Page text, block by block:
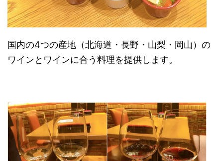
国内の4つの産地（北海道・長野・山梨・岡山）の
ワインとワインに合う料理を提供します。